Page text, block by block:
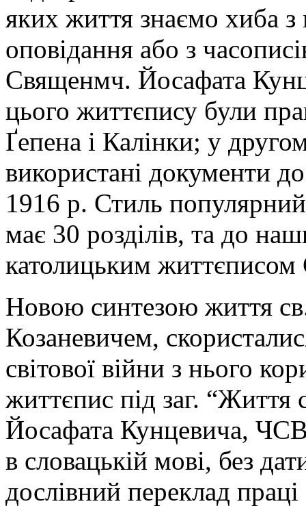
яких життя знаємо хиба
оповідання або з
Священмч. Йосафата
цього життєпису були
Ґепена і Калінки; у
використані документи
1916 р. Стиль
має 30 розділів, та до
католицьким життєписом
Новою синтезою життя
Козаневичем,
світової війни з нього
життєпис під заг.
Йосафата Кунцевича,
в словацькій мові, без
дослівний переклад